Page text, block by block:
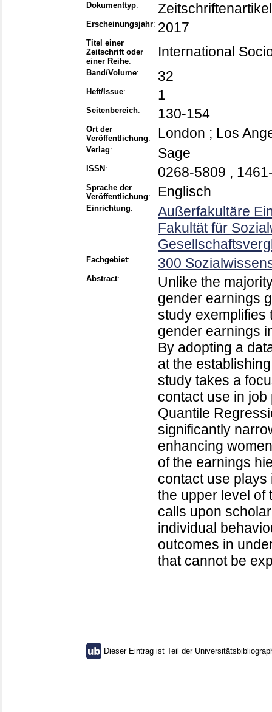
Dokumenttyp: Zeitschriftenartikel
Erscheinungsjahr: 2017
Titel einer
Zeitschrift oder
einer Reihe:
International
Band/Volume: 32
Heft/Issue: 1
Seitenbereich: 130-154
Ort der
Veröffentlichung: London ; Los
Verlag: Sage
ISSN : 0268-5809 ,
Sprache der
Veröffentlichung: Englisch
Einrichtung:
Außerfakultäre
Fakultät für
Fachgebiet: 300
Abstract:
Unlike the
gender earnings
study exemplifies
gender earnings
By adopting a
at the
study takes a
contact use in
Quantile
significantly
enhancing
of the earnings
contact use
the upper level of
calls upon
individual
outcomes in
that cannot be
Dieser Eintrag ist Teil der